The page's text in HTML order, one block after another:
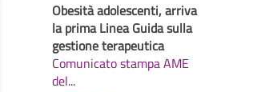
Obesità adolescenti, arriva
la prima Linea Guida sulla
gestione terapeutica
Comunicato stampa AME
del...